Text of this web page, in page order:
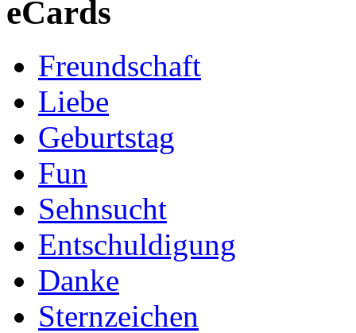
eCards
Freundschaft
Liebe
Geburtstag
Fun
Sehnsucht
Entschuldigung
Danke
Sternzeichen